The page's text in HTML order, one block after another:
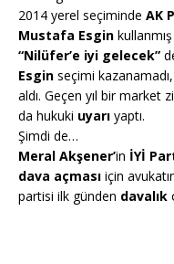
2014 yerel seçiminde AK
Mustafa Esgin
“Nilüfer’e iyi gelecek”
Esgin seçimi
aldı. Geçen yıl bir market
da hukuki uyarı yaptı.
Şimdi de…
Meral Akşener’in İYİ
dava açması için
partisi ilk günden davalık